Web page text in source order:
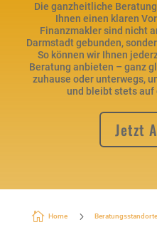
Die ganzheitliche
Ihnen einen klaren
Finanzmakler sind nicht
Darmstadt gebunden,
So können wir Ihnen
Beratung anbieten – ganz
zuhause oder unterwegs,
und bleibt stets auf
Jetzt
 Home 5